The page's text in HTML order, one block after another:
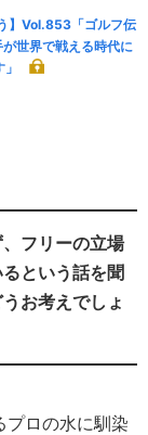
】Vol.853「ゴルフ伝
世界で戦える時代に
フリーの立場
という話を聞
お考えでしょ
プロの水に馴染